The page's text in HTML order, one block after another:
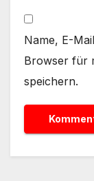
Name, E-
Browser für
speichern.